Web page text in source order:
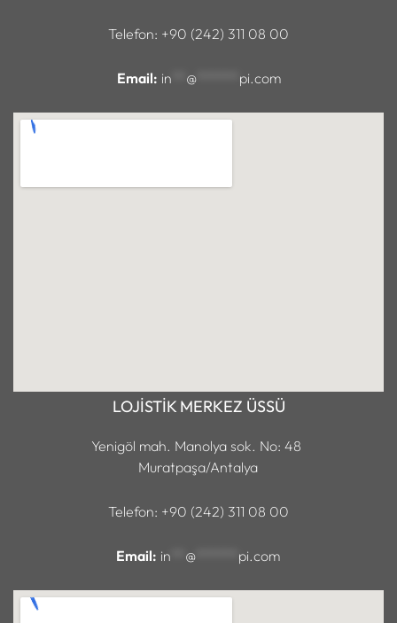
LOJİSTİK MERKEZ ÜSSÜ
Yenigöl mah. Manolya sok. No: 48
Muratpaşa/Antalya
Telefon: +90 (242) 311 08 00
Email: in @ pi.com
Telefon: +90 (242) 311 08 00
Email: in @****** pi.com